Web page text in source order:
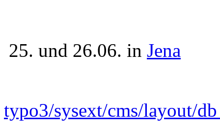
25. und 26.06. in Jena
typo3/sysext/cms/layout/